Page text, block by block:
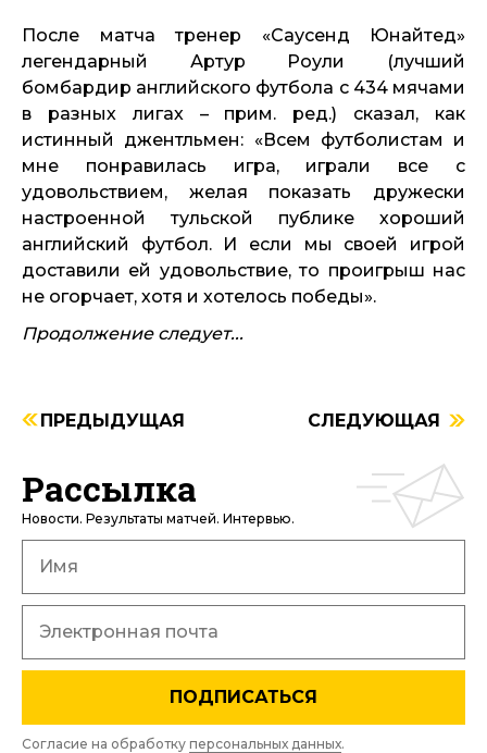
После матча тренер «Саусенд Юнайтед»
легендарный Артур Роули (лучший
бомбардир английского футбола с 434 мячами
в разных лигах – прим. ред.) сказал, как
истинный джентльмен: «Всем футболистам и
мне понравилась игра, играли все с
удовольствием, желая показать дружески
настроенной тульской публике хороший
английский футбол. И если мы своей игрой
доставили ей удовольствие, то проигрыш нас
не огорчает, хотя и хотелось победы».
Продолжение следует...
ПРЕДЫДУЩАЯ СЛЕДУЮЩАЯ
Рассылка
Новости. Результаты матчей. Интервью.
ПОДПИСАТЬСЯ
Согласие на обработку персональных данных.